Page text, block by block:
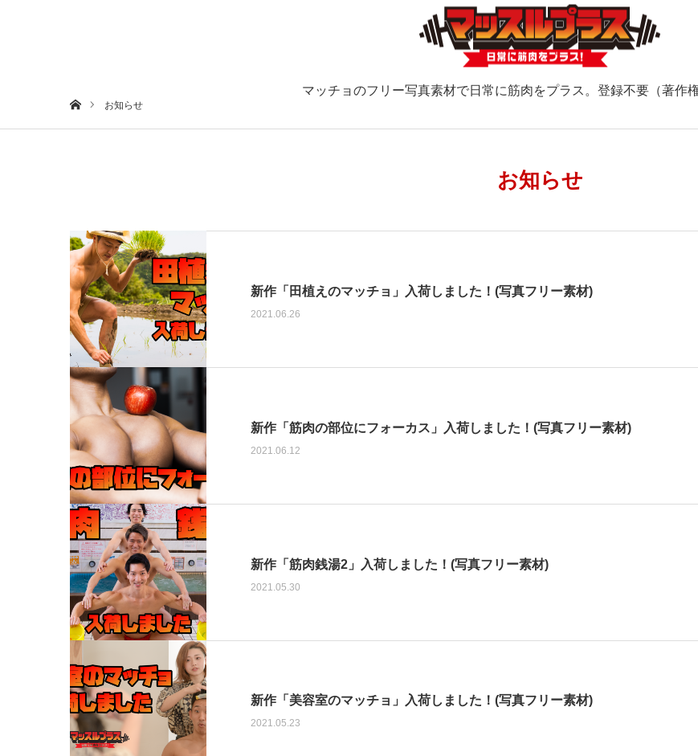
マッチョのフリー写真素材で日常に筋肉をプラス。登録不要（著作
ホームお知らせ
お知らせ
新作「田植えのマッチョ」入荷しました！(写真フリー素材)
2021.06.26
新作「筋肉の部位にフォーカス」入荷しました！(写真フリー素材)
2021.06.12
新作「筋肉銭湯2」入荷しました！(写真フリー素材)
2021.05.30
新作「美容室のマッチョ」入荷しました！(写真フリー素材)
2021.05.23